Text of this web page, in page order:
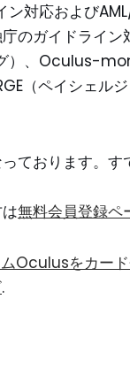
ン対応および
のガイドライ
、Oculus-
（ペイシェル
ております。
無料会員登録ペ
Oculusをカー
.